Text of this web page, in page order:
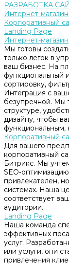
РАЗРАБОТКА
Интернет-магазин
Корпоративный
Landing Page
Интернет-магазин
Мы готовы
только легок в
ваш бизнес. На
функциональный
сортировку,
Интеграция с
безупречной. Мы
структуре,
дизайну, чтобы
функциональным,
Корпоративный
Для вашего
корпоративный
Битрикс. Мы
SEO-
привлекателен,
системах. Наша
соответствует
аудитории.
Landing Page
Наша команда
эффективных
услуг.
или услуги, они
привлечения